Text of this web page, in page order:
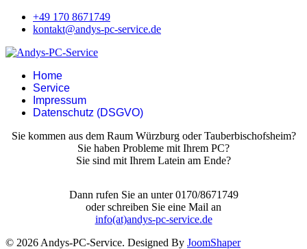
+49 170 8671749
kontakt@andys-pc-service.de
Home
Service
Impressum
Datenschutz (DSGVO)
Sie kommen aus dem Raum Würzburg oder Tauberbischofsheim?
Sie haben Probleme mit Ihrem PC?
Sie sind mit Ihrem Latein am Ende?
Dann rufen Sie an unter 0170/8671749
oder schreiben Sie eine Mail an
info(at)andys-pc-service.de
© 2026 Andys-PC-Service. Designed By JoomShaper